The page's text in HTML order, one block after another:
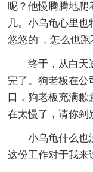
呢？他慢腾腾地爬
几。小乌龟心里也
悠悠的'，怎么也跑
终于，从白天送
完了。狗老板在公
口，狗老板充满歉
在太慢了，请你到
小乌龟什么也没
这份工作对于我来